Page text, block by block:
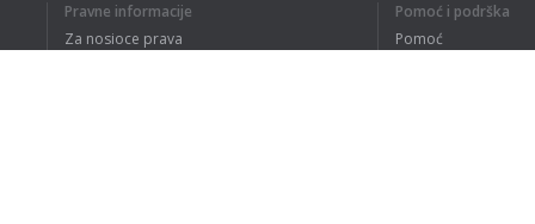
a sauvé beaucoup
a dit qu'il n'y a pas fumée sans feu,prêtez
Pravne informacije
Za nosioce prava
Pomoć i podrška
Pomoć